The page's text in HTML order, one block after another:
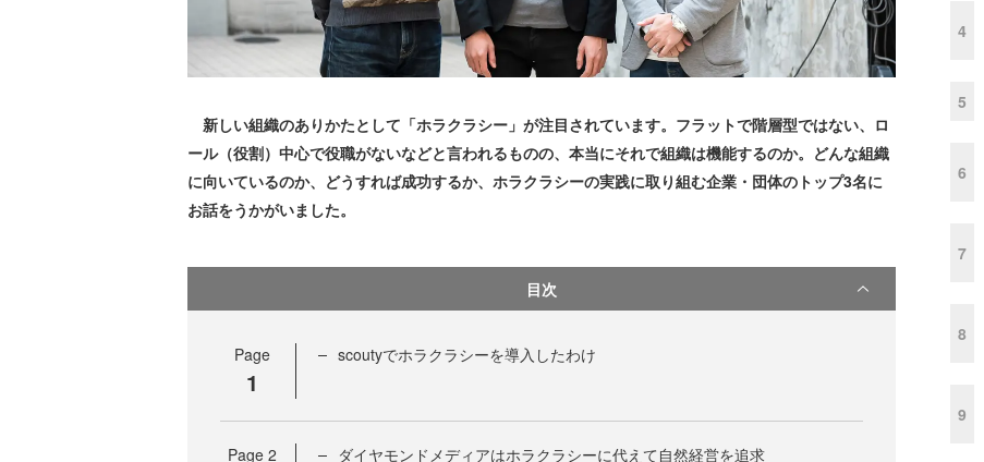
新しい組織のありかたとして「ホラクラシー」が注目されています。フラットで階層型ではない、ロ
ール（役割）中心で役職がないなどと言われるものの、本当にそれで組織は機能するのか。どんな組織
に向いているのか、どうすれば成功するか、ホラクラシーの実践に取り組む企業・団体のトップ3名に
お話をうかがいました。
目次
Page
1
scoutyでホラクラシーを導入したわけ
Page 2 ダイヤモンドメディアはホラクラシーに代えて自然経営を追求
4
5
6
7
8
9